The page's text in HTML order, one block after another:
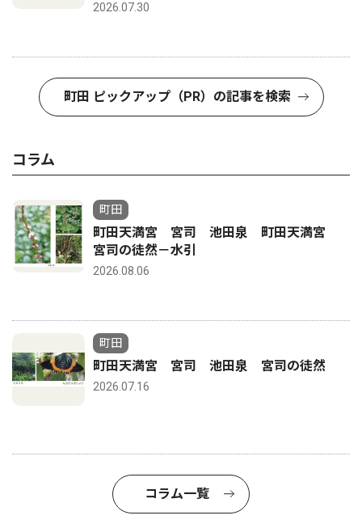
2026.07.30
町田 ピックアップ（PR）の記事を検索
コラム
町田
町田天満宮 宮司 池田泉 町田天満宮
宮司の徒然－水引
2026.08.06
町田
町田天満宮 宮司 池田泉 宮司の徒然
2026.07.16
コラム一覧